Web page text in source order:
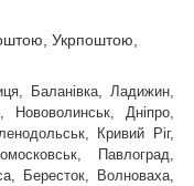
Укрпоштою,
Баланівка, Ладижин,
Нововолинськ, Дніпро,
Кривий Ріг,
Павлоград,
Бересток, Волноваха,